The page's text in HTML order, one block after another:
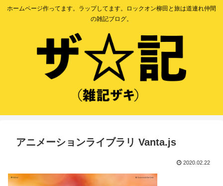
ホームページ作ってます。ラップしてます。ロックオン柳田と旅は道連れ仲間
の雑記ブログ。
アニメーションライブラリ Vanta.js
2020.02.22